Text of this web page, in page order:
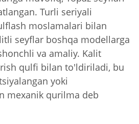
Turli seriyali
moslamalari bilan
seyflar boshqa modellarga
va amaliy. Kalit
qulfi bilan to'ldiriladi, bu
yoki
mexanik qurilma deb